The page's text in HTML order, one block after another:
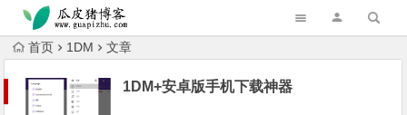
跳转到主内容
首页 1DM 文章
1DM+安卓版手机下载神器